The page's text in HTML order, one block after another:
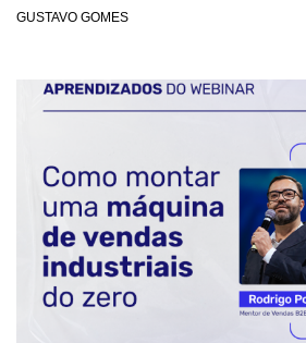
GUSTAVO GOMES